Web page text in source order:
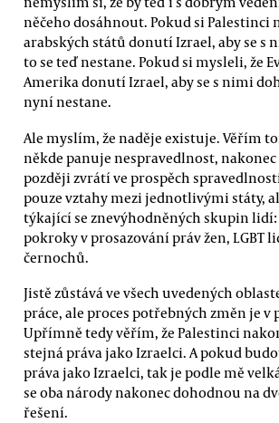
něčeho dosáhnout. Pokud si Palestinci
arabských států donutí Izrael, aby se s
to se teď nestane. Pokud si mysleli, že
Amerika donutí Izrael, aby se s nimi
nyní nestane.
Ale myslím, že naděje existuje. Věřím
někde panuje nespravedlnost, nakonec
později zvrátí ve prospěch
pouze vztahy mezi jednotlivými státy,
týkající se znevýhodněných skupin lidí:
pokroky v prosazování práv žen, LGBT
černochů.
Jistě zůstává ve všech uvedených
práce, ale proces potřebných změn je v
Upřímně tedy věřím, že Palestinci
stejná práva jako Izraelci. A pokud
práva jako Izraelci, tak je podle mě
se oba národy nakonec dohodnou na
řešení.